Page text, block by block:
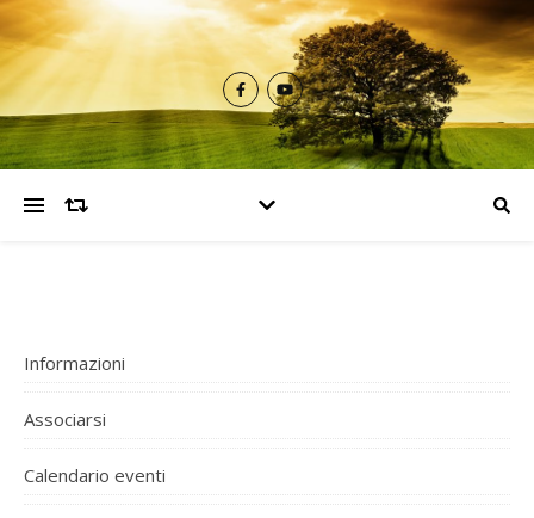
Informazioni
Associarsi
Calendario eventi